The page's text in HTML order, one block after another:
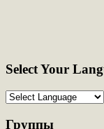
SelectYour
Группы